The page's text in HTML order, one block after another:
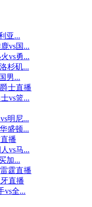
亚...
vs国...
vs勇...
杉矶...
男...
士直播
vs篮...
明尼...
盛顿...
播
vs马...
加...
霆直播
直播
vs全...